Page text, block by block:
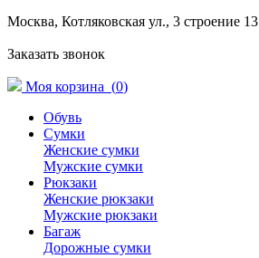
Москва, Котляковская ул., 3 строение 13
Заказать звонок
Моя корзина (0)
Обувь
Сумки
Женские сумки
Мужские сумки
Рюкзаки
Женские рюкзаки
Мужские рюкзаки
Багаж
Дорожные сумки